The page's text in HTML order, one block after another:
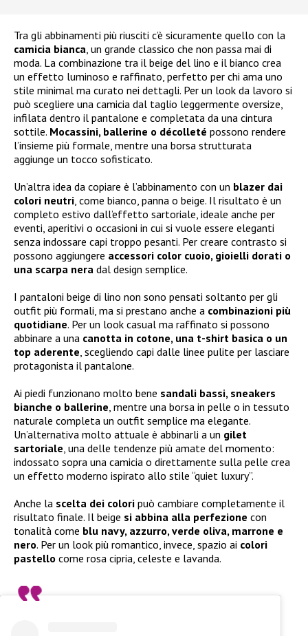
Tra gli abbinamenti più riusciti c’è sicuramente quello con la
camicia bianca , un grande classico che non passa mai di
moda. La combinazione tra il beige del lino e il bianco crea
un effetto luminoso e raffinato, perfetto per chi ama uno
stile minimal ma curato nei dettagli. Per un look da lavoro si
può scegliere una camicia dal taglio leggermente oversize,
infilata dentro il pantalone e completata da una cintura
sottile. Mocassini, ballerine o décolleté possono rendere
l’insieme più formale, mentre una borsa strutturata
aggiunge un tocco sofisticato.
Un’altra idea da copiare è l’abbinamento con un blazer dai
colori neutri , come bianco, panna o beige. Il risultato è un
completo estivo dall’effetto sartoriale, ideale anche per
eventi, aperitivi o occasioni in cui si vuole essere eleganti
senza indossare capi troppo pesanti. Per creare contrasto si
possono aggiungere accessori color cuoio, gioielli dorati o
una scarpa nera dal design semplice.
I pantaloni beige di lino non sono pensati soltanto per gli
outfit più formali, ma si prestano anche a combinazioni più
quotidiane. Per un look casual ma raffinato si possono
abbinare a una canotta in cotone, una t-shirt basica o un
top aderente , scegliendo capi dalle linee pulite per lasciare
protagonista il pantalone.
Ai piedi funzionano molto bene sandali bassi, sneakers
bianche o ballerine , mentre una borsa in pelle o in tessuto
naturale completa un outfit semplice ma elegante.
Un’alternativa molto attuale è abbinarli a un gilet
sartoriale , una delle tendenze più amate del momento:
indossato sopra una camicia o direttamente sulla pelle crea
un effetto moderno ispirato allo stile “quiet luxury”.
Anche la scelta dei colori può cambiare completamente il
risultato finale. Il beige si abbina alla perfezione con
tonalità come blu navy, azzurro, verde oliva, marrone e
nero. Per un look più romantico, invece, spazio ai colori
pastello come rosa cipria, celeste e lavanda.